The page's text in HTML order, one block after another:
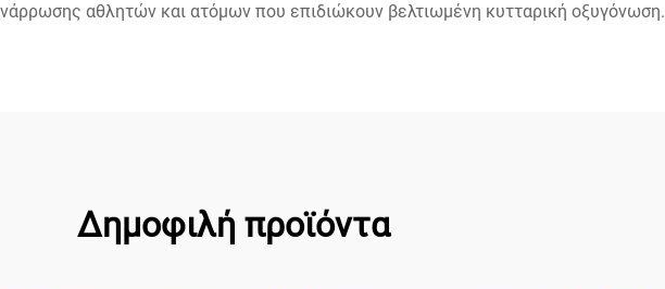
αθλητών και ατόμων που επιδιώκουν βελτιωμένη κυτταρική οξυγόνωση.
Δημοφιλή προϊόντα